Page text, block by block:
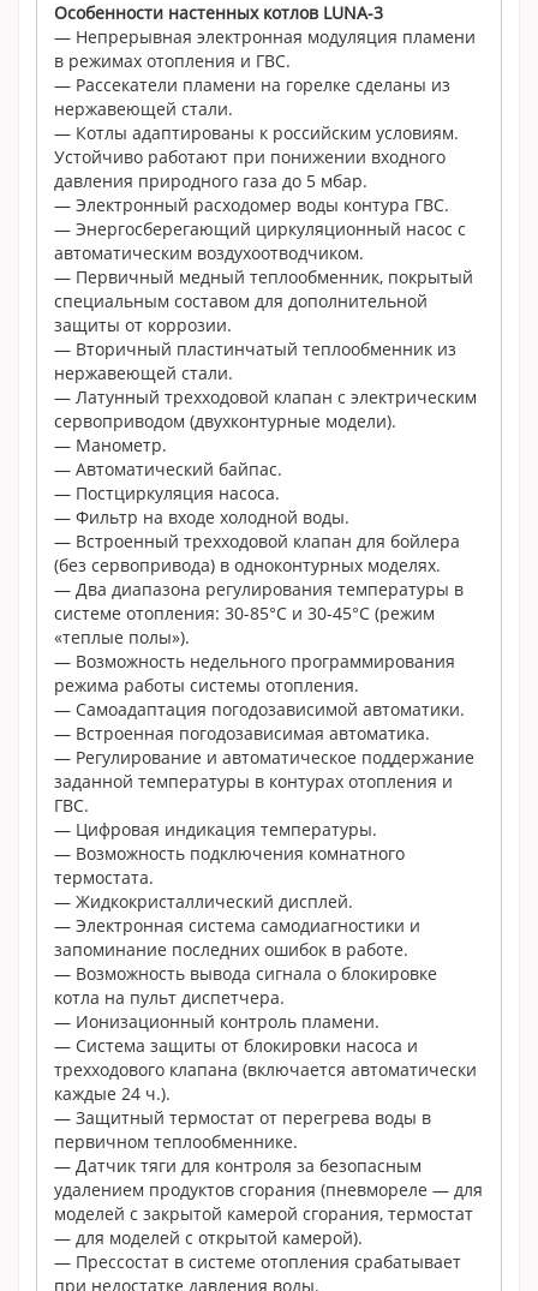
Особенности настенных котлов LUNA-3
— Непрерывная электронная модуляция пламени
в режимах отопления и ГВС.
— Рассекатели пламени на горелке сделаны из
нержавеющей стали.
— Котлы адаптированы к российским условиям.
Устойчиво работают при понижении входного
давления природного газа до 5 мбар.
— Электронный расходомер воды контура ГВС.
— Энергосберегающий циркуляционный насос с
автоматическим воздухоотводчиком.
— Первичный медный теплообменник, покрытый
специальным составом для дополнительной
защиты от коррозии.
— Вторичный пластинчатый теплообменник из
нержавеющей стали.
— Латунный трехходовой клапан с электрическим
сервоприводом (двухконтурные модели).
— Манометр.
— Автоматический байпас.
— Постциркуляция насоса.
— Фильтр на входе холодной воды.
— Встроенный трехходовой клапан для бойлера
(без сервопривода) в одноконтурных моделях.
— Два диапазона регулирования температуры в
системе отопления: 30-85°С и 30-45°С (режим
«теплые полы»).
— Возможность недельного программирования
режима работы системы отопления.
— Самоадаптация погодозависимой автоматики.
— Встроенная погодозависимая автоматика.
— Регулирование и автоматическое поддержание
заданной температуры в контурах отопления и
ГВС.
— Цифровая индикация температуры.
— Возможность подключения комнатного
термостата.
— Жидкокристаллический дисплей.
— Электронная система самодиагностики и
запоминание последних ошибок в работе.
— Возможность вывода сигнала о блокировке
котла на пульт диспетчера.
— Ионизационный контроль пламени.
— Система защиты от блокировки насоса и
трехходового клапана (включается автоматически
каждые 24 ч.).
— Защитный термостат от перегрева воды в
первичном теплообменнике.
— Датчик тяги для контроля за безопасным
удалением продуктов сгорания (пневмореле — для
моделей с закрытой камерой сгорания, термостат
— для моделей с открытой камерой).
— Прессостат в системе отопления срабатывает
при недостатке давления воды.